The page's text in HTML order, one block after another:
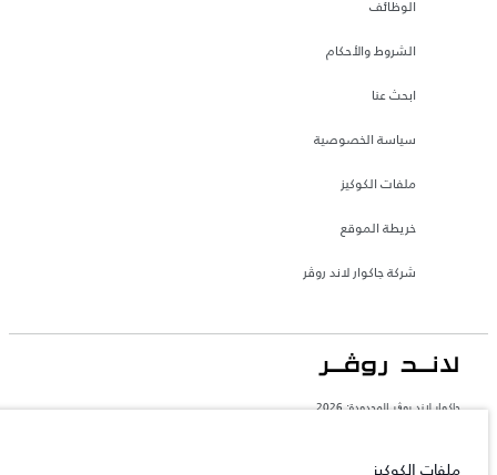
الوظائف
الشروط والأحكام
ابحث عنا
سياسة الخصوصية
ملفات الكوكيز
خريطة الموقع
شركة جاكوار لاند روڤر
جاكوار لاند روڨر المحدودة: 2026
تعكس الأوزان المذكورة مواصفات السيارة القياسية. سوف تؤثر الإكسسوارات وغيرها من
ملفات الكوكيز